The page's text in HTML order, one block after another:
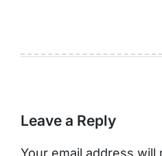
Leave a Reply
Your email address will